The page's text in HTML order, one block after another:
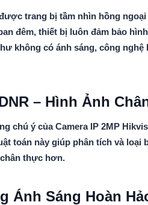
trang bị tầm nhìn hồng
đêm, thiết bị luôn đảm bảo
không có ánh sáng, công
– Hình Ảnh
chú ý của Camera IP 2MP
toán này giúp phân tích và
thực hơn.
Ánh Sáng Hoàn